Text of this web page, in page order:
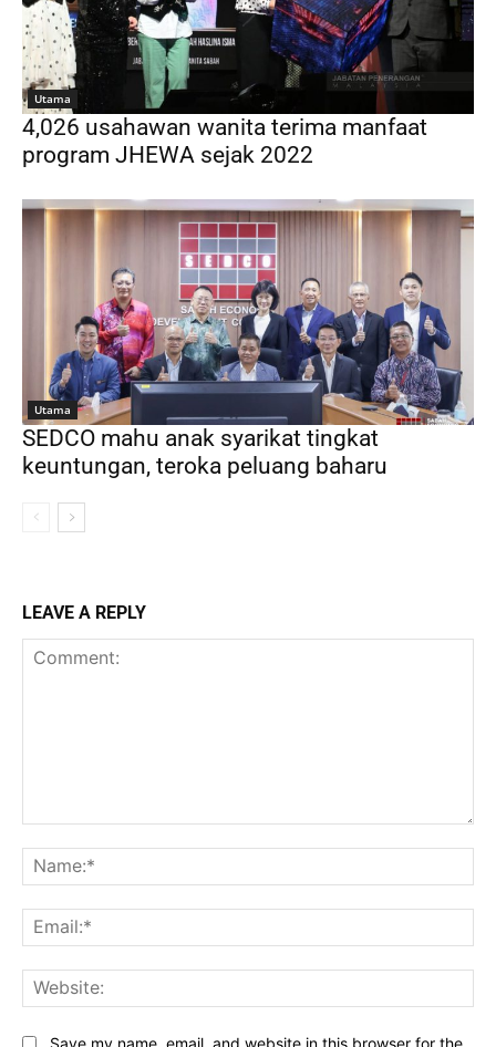
Utama
4,026 usahawan wanita terima manfaat
program JHEWA sejak 2022
Utama
SEDCO mahu anak syarikat tingkat
keuntungan, teroka peluang baharu
LEAVE A REPLY